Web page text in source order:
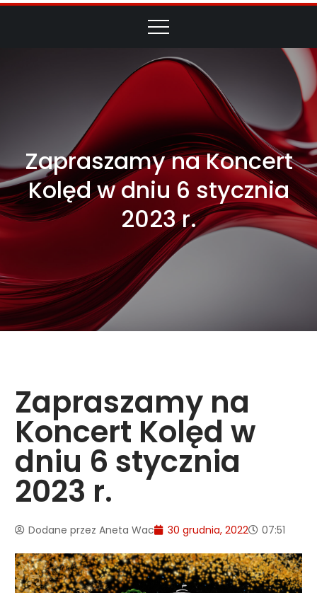
Zapraszamy na Koncert
Kolęd w dniu 6 stycznia
2023 r.
Zapraszamy na
Koncert Kolęd w
dniu 6 stycznia
2023 r.
Dodane przez Aneta Wac 30 grudnia, 2022 07:51